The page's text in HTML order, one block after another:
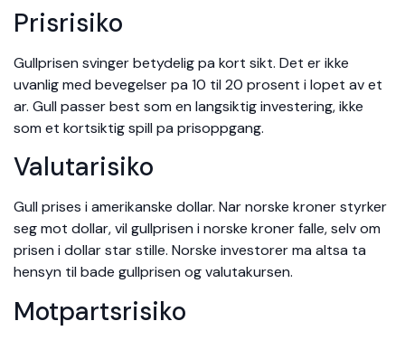
Prisrisiko
Gullprisen svinger betydelig pa kort sikt. Det er ikke
uvanlig med bevegelser pa 10 til 20 prosent i lopet av et
ar. Gull passer best som en langsiktig investering, ikke
som et kortsiktig spill pa prisoppgang.
Valutarisiko
Gull prises i amerikanske dollar. Nar norske kroner styrker
seg mot dollar, vil gullprisen i norske kroner falle, selv om
prisen i dollar star stille. Norske investorer ma altsa ta
hensyn til bade gullprisen og valutakursen.
Motpartsrisiko